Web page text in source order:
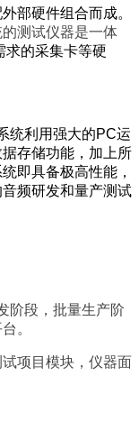
部硬件组合而成。
测试仪器是一体
求的采集卡等硬
统利用强大的PC运
存储功能，加上所
统即具备极高性能，
频研发和量产测试
阶段，批量生产阶
。
项目模块，仪器面